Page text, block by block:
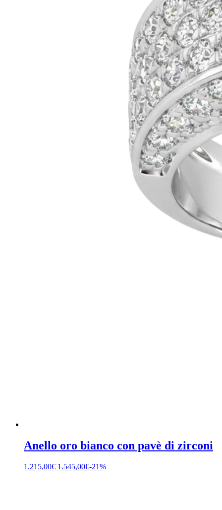
Anello oro bianco con pavè di zirconi
1.215,00€ 1.545,00€-21%